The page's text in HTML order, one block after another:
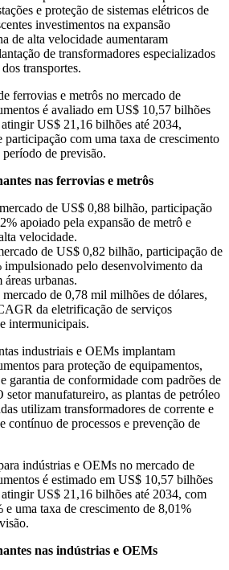
e proteção de sistemas elétricos de
investimentos na expansão
de alta velocidade aumentaram
de transformadores especializados
transportes.
ferrovias e metrôs no mercado de
é avaliado em US$ 10,57 bilhões
US$ 21,16 bilhões até 2034,
participação com uma taxa de crescimento
de previsão.
nas ferrovias e metrôs
de US$ 0,88 bilhão, participação
apoiado pela expansão de metrô e
velocidade.
de US$ 0,82 bilhão, participação de
pelo desenvolvimento da
urbanas.
de 0,78 mil milhões de dólares,
da eletrificação de serviços
intermunicipais.
industriais e OEMs implantam
para proteção de equipamentos,
garantia de conformidade com padrões de
setor manufatureiro, as plantas de petróleo
utilizam transformadores de corrente e
contínuo de processos e prevenção de
indústrias e OEMs no mercado de
é estimado em US$ 10,57 bilhões
US$ 21,16 bilhões até 2034, com
e uma taxa de crescimento de 8,01%
nas indústrias e OEMs